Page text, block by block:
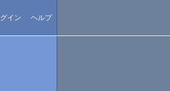
イン ヘルプ